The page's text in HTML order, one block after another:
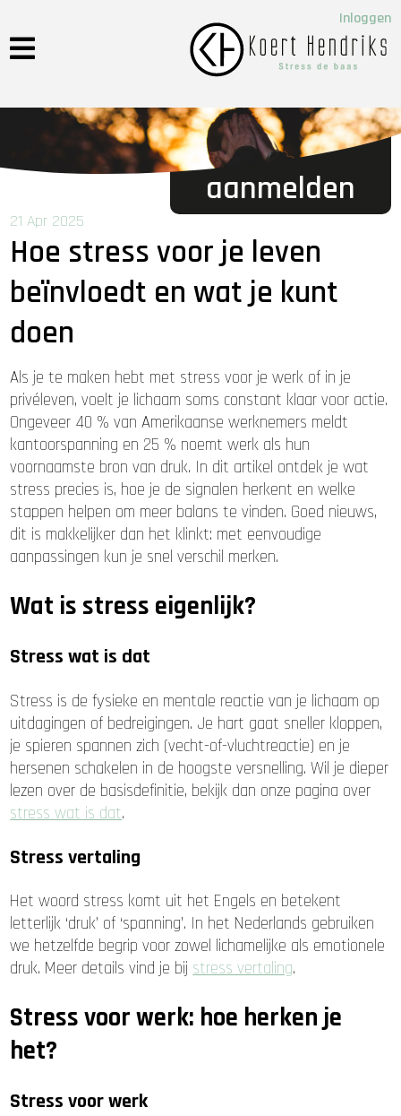
Inloggen
aanmelden
21 Apr 2025
Hoe stress voor je leven
beïnvloedt en wat je kunt
doen
Als je te maken hebt met stress voor je werk of in je
privéleven, voelt je lichaam soms constant klaar voor actie.
Ongeveer 40 % van Amerikaanse werknemers meldt
kantoorspanning en 25 % noemt werk als hun
voornaamste bron van druk. In dit artikel ontdek je wat
stress precies is, hoe je de signalen herkent en welke
stappen helpen om meer balans te vinden. Goed nieuws,
dit is makkelijker dan het klinkt: met eenvoudige
aanpassingen kun je snel verschil merken.
Wat is stress eigenlijk?
Stress wat is dat
Stress is de fysieke en mentale reactie van je lichaam op
uitdagingen of bedreigingen. Je hart gaat sneller kloppen,
je spieren spannen zich (vecht-of-vluchtreactie) en je
hersenen schakelen in de hoogste versnelling. Wil je dieper
lezen over de basisdefinitie, bekijk dan onze pagina over
stress wat is dat.
Stress vertaling
Het woord stress komt uit het Engels en betekent
letterlijk ‘druk’ of ‘spanning’. In het Nederlands gebruiken
we hetzelfde begrip voor zowel lichamelijke als emotionele
druk. Meer details vind je bijstress vertaling.
Stress voor werk: hoe herken je
het?
Stress voor werk